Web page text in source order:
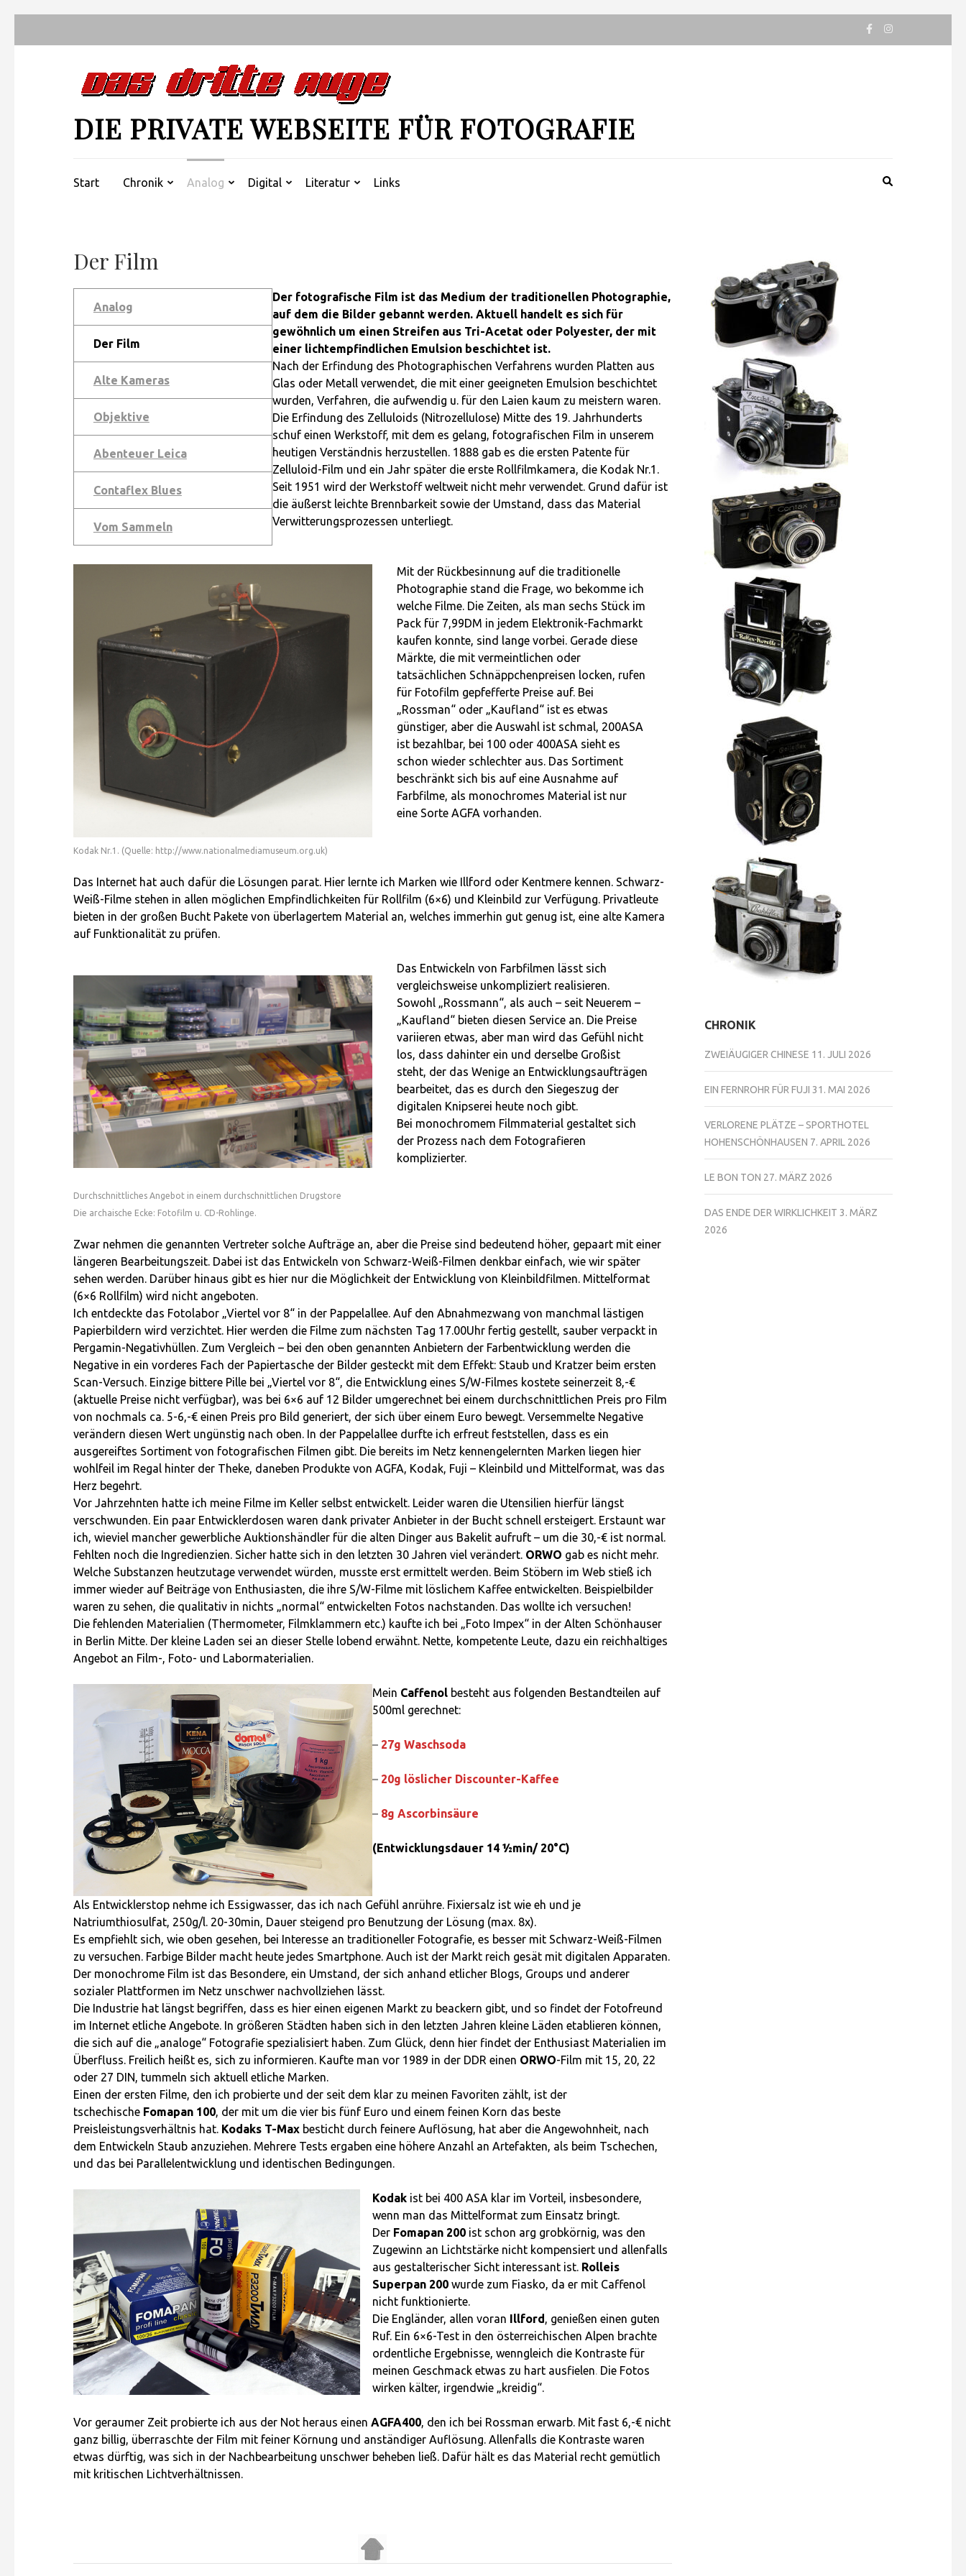
DIE PRIVATE WEBSEITE FÜR FOTOGRAFIE
Start Chronik Analog Digital Literatur Links
Der Film
Analog
Der Film
Alte Kameras
Objektive
Abenteuer Leica
Contaflex Blues
Vom Sammeln
Der fotografische Film ist das Medium der traditionellen Photographie,
auf dem die Bilder gebannt werden. Aktuell handelt es sich für
gewöhnlich um einen Streifen aus Tri-Acetat oder Polyester, der mit
einer lichtempfindlichen Emulsion beschichtet ist.
Nach der Erfindung des Photographischen Verfahrens wurden Platten aus
Glas oder Metall verwendet, die mit einer geeigneten Emulsion beschichtet
wurden, Verfahren, die aufwendig u. für den Laien kaum zu meistern waren.
Die Erfindung des Zelluloids (Nitrozellulose) Mitte des 19. Jahrhunderts
schuf einen Werkstoff, mit dem es gelang, fotografischen Film in unserem
heutigen Verständnis herzustellen. 1888 gab es die ersten Patente für
Zelluloid-Film und ein Jahr später die erste Rollfilmkamera, die Kodak Nr.1.
Seit 1951 wird der Werkstoff weltweit nicht mehr verwendet. Grund dafür ist
die äußerst leichte Brennbarkeit sowie der Umstand, dass das Material
Verwitterungsprozessen unterliegt.
Mit der Rückbesinnung auf die traditionelle
Photographie stand die Frage, wo bekomme ich
welche Filme. Die Zeiten, als man sechs Stück im
Pack für 7,99DM in jedem Elektronik-Fachmarkt
kaufen konnte, sind lange vorbei. Gerade diese
Märkte, die mit vermeintlichen oder
tatsächlichen Schnäppchenpreisen locken, rufen
für Fotofilm gepfefferte Preise auf. Bei
„Rossman“ oder „Kaufland“ ist es etwas
günstiger, aber die Auswahl ist schmal, 200ASA
ist bezahlbar, bei 100 oder 400ASA sieht es
schon wieder schlechter aus. Das Sortiment
beschränkt sich bis auf eine Ausnahme auf
Farbfilme, als monochromes Material ist nur
eine Sorte AGFA vorhanden.
Kodak Nr.1. (Quelle: http://www.nationalmediamuseum.org.uk)
Das Internet hat auch dafür die Lösungen parat. Hier lernte ich Marken wie Illford oder Kentmere kennen. Schwarz-
Weiß-Filme stehen in allen möglichen Empfindlichkeiten für Rollfilm (6×6) und Kleinbild zur Verfügung. Privatleute
bieten in der großen Bucht Pakete von überlagertem Material an, welches immerhin gut genug ist, eine alte Kamera
auf Funktionalität zu prüfen.
Das Entwickeln von Farbfilmen lässt sich
vergleichsweise unkompliziert realisieren.
Sowohl „Rossmann“, als auch – seit Neuerem –
„Kaufland“ bieten diesen Service an. Die Preise
variieren etwas, aber man wird das Gefühl nicht
los, dass dahinter ein und derselbe Großist
steht, der das Wenige an Entwicklungsaufträgen
bearbeitet, das es durch den Siegeszug der
digitalen Knipserei heute noch gibt.
Bei monochromem Filmmaterial gestaltet sich
der Prozess nach dem Fotografieren
komplizierter.
Durchschnittliches Angebot in einem durchschnittlichen Drugstore
Die archaische Ecke: Fotofilm u. CD-Rohlinge.
Zwar nehmen die genannten Vertreter solche Aufträge an, aber die Preise sind bedeutend höher, gepaart mit einer
längeren Bearbeitungszeit. Dabei ist das Entwickeln von Schwarz-Weiß-Filmen denkbar einfach, wie wir später
sehen werden. Darüber hinaus gibt es hier nur die Möglichkeit der Entwicklung von Kleinbildfilmen. Mittelformat
(6×6 Rollfilm) wird nicht angeboten.
Ich entdeckte das Fotolabor „Viertel vor 8“ in der Pappelallee. Auf den Abnahmezwang von manchmal lästigen
Papierbildern wird verzichtet. Hier werden die Filme zum nächsten Tag 17.00Uhr fertig gestellt, sauber verpackt in
Pergamin-Negativhüllen. Zum Vergleich – bei den oben genannten Anbietern der Farbentwicklung werden die
Negative in ein vorderes Fach der Papiertasche der Bilder gesteckt mit dem Effekt: Staub und Kratzer beim ersten
Scan-Versuch. Einzige bittere Pille bei „Viertel vor 8“, die Entwicklung eines S/W-Filmes kostete seinerzeit 8,-€
(aktuelle Preise nicht verfügbar), was bei 6×6 auf 12 Bilder umgerechnet bei einem durchschnittlichen Preis pro Film
von nochmals ca. 5-6,-€ einen Preis pro Bild generiert, der sich über einem Euro bewegt. Versemmelte Negative
verändern diesen Wert ungünstig nach oben. In der Pappelallee durfte ich erfreut feststellen, dass es ein
ausgereiftes Sortiment von fotografischen Filmen gibt. Die bereits im Netz kennengelernten Marken liegen hier
wohlfeil im Regal hinter der Theke, daneben Produkte von AGFA, Kodak, Fuji – Kleinbild und Mittelformat, was das
Herz begehrt.
Vor Jahrzehnten hatte ich meine Filme im Keller selbst entwickelt. Leider waren die Utensilien hierfür längst
verschwunden. Ein paar Entwicklerdosen waren dank privater Anbieter in der Bucht schnell ersteigert. Erstaunt war
ich, wieviel mancher gewerbliche Auktionshändler für die alten Dinger aus Bakelit aufruft – um die 30,-€ ist normal.
Fehlten noch die Ingredienzien. Sicher hatte sich in den letzten 30 Jahren viel verändert. ORWO gab es nicht mehr.
Welche Substanzen heutzutage verwendet würden, musste erst ermittelt werden. Beim Stöbern im Web stieß ich
immer wieder auf Beiträge von Enthusiasten, die ihre S/W-Filme mit löslichem Kaffee entwickelten. Beispielbilder
waren zu sehen, die qualitativ in nichts „normal“ entwickelten Fotos nachstanden. Das wollte ich versuchen!
Die fehlenden Materialien (Thermometer, Filmklammern etc.) kaufte ich bei „Foto Impex“ in der Alten Schönhauser
in Berlin Mitte. Der kleine Laden sei an dieser Stelle lobend erwähnt. Nette, kompetente Leute, dazu ein reichhaltiges
Angebot an Film-, Foto- und Labormaterialien.
Mein Caffenol besteht aus folgenden Bestandteilen auf
500ml gerechnet:
– 27g Waschsoda
– 20g löslicher Discounter-Kaffee
– 8g Ascorbinsäure
(Entwicklungsdauer 14 ½min/ 20°C)
Als Entwicklerstop nehme ich Essigwasser, das ich nach Gefühl anrühre. Fixiersalz ist wie eh und je
Natriumthiosulfat, 250g/l. 20-30min, Dauer steigend pro Benutzung der Lösung (max. 8x).
Es empfiehlt sich, wie oben gesehen, bei Interesse an traditioneller Fotografie, es besser mit Schwarz-Weiß-Filmen
zu versuchen. Farbige Bilder macht heute jedes Smartphone. Auch ist der Markt reich gesät mit digitalen Apparaten.
Der monochrome Film ist das Besondere, ein Umstand, der sich anhand etlicher Blogs, Groups und anderer
sozialer Plattformen im Netz unschwer nachvollziehen lässt.
Die Industrie hat längst begriffen, dass es hier einen eigenen Markt zu beackern gibt, und so findet der Fotofreund
im Internet etliche Angebote. In größeren Städten haben sich in den letzten Jahren kleine Läden etablieren können,
die sich auf die „analoge“ Fotografie spezialisiert haben. Zum Glück, denn hier findet der Enthusiast Materialien im
Überfluss. Freilich heißt es, sich zu informieren. Kaufte man vor 1989 in der DDR einen ORWO-Film mit 15, 20, 22
oder 27 DIN, tummeln sich aktuell etliche Marken.
Einen der ersten Filme, den ich probierte und der seit dem klar zu meinen Favoriten zählt, ist der
tschechische Fomapan 100, der mit um die vier bis fünf Euro und einem feinen Korn das beste
Preisleistungsverhältnis hat. Kodaks T-Max besticht durch feinere Auflösung, hat aber die Angewohnheit, nach
dem Entwickeln Staub anzuziehen. Mehrere Tests ergaben eine höhere Anzahl an Artefakten, als beim Tschechen,
und das bei Parallelentwicklung und identischen Bedingungen.
Kodak ist bei 400 ASA klar im Vorteil, insbesondere,
wenn man das Mittelformat zum Einsatz bringt.
Der Fomapan 200 ist schon arg grobkörnig, was den
Zugewinn an Lichtstärke nicht kompensiert und allenfalls
aus gestalterischer Sicht interessant ist. Rolleis
Superpan 200 wurde zum Fiasko, da er mit Caffenol
nicht funktionierte.
Die Engländer, allen voran Illford , genießen einen guten
Ruf. Ein 6×6-Test in den österreichischen Alpen brachte
ordentliche Ergebnisse, wenngleich die Kontraste für
meinen Geschmack etwas zu hart ausfielen. Die Fotos
wirken kälter, irgendwie „kreidig“.
Vor geraumer Zeit probierte ich aus der Not heraus einen AGFA400, den ich bei Rossman erwarb. Mit fast 6,-€ nicht
ganz billig, überraschte der Film mit feiner Körnung und anständiger Auflösung. Allenfalls die Kontraste waren
etwas dürftig, was sich in der Nachbearbeitung unschwer beheben ließ. Dafür hält es das Material recht gemütlich
mit kritischen Lichtverhältnissen.
CHRONIK
ZWEIÄUGIGER CHINESE 11. JULI 2026
EIN FERNROHR FÜR FUJI 31. MAI 2026
VERLORENE PLÄTZE – SPORTHOTEL
HOHENSCHÖNHAUSEN 7. APRIL 2026
LE BON TON 27. MÄRZ 2026
DAS ENDE DER WIRKLICHKEIT 3. MÄRZ
2026